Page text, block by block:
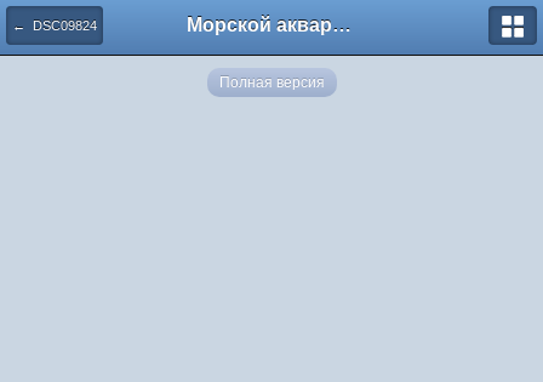
← DSC09824 Морской аквариум. Форумы ReefCentral.ru
Полная версия